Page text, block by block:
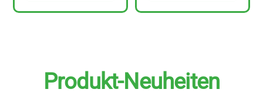
Produkt-Neuheiten